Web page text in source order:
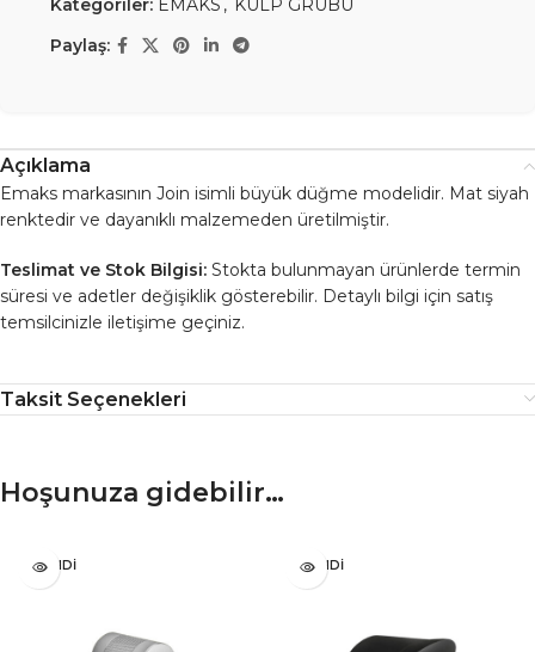
Kategoriler: EMAKS , KULP GRUBU
Paylaş:
Açıklama
Emaks markasının Join isimli büyük düğme modelidir. Mat siyah
renktedir ve dayanıklı malzemeden üretilmiştir.
Teslimat ve Stok Bilgisi: Stokta bulunmayan ürünlerde termin
süresi ve adetler değişiklik gösterebilir. Detaylı bilgi için satış
temsilcinizle iletişime geçiniz.
Taksit Seçenekleri
Hoşunuza gidebilir…
TÜKENDI TÜKENDI